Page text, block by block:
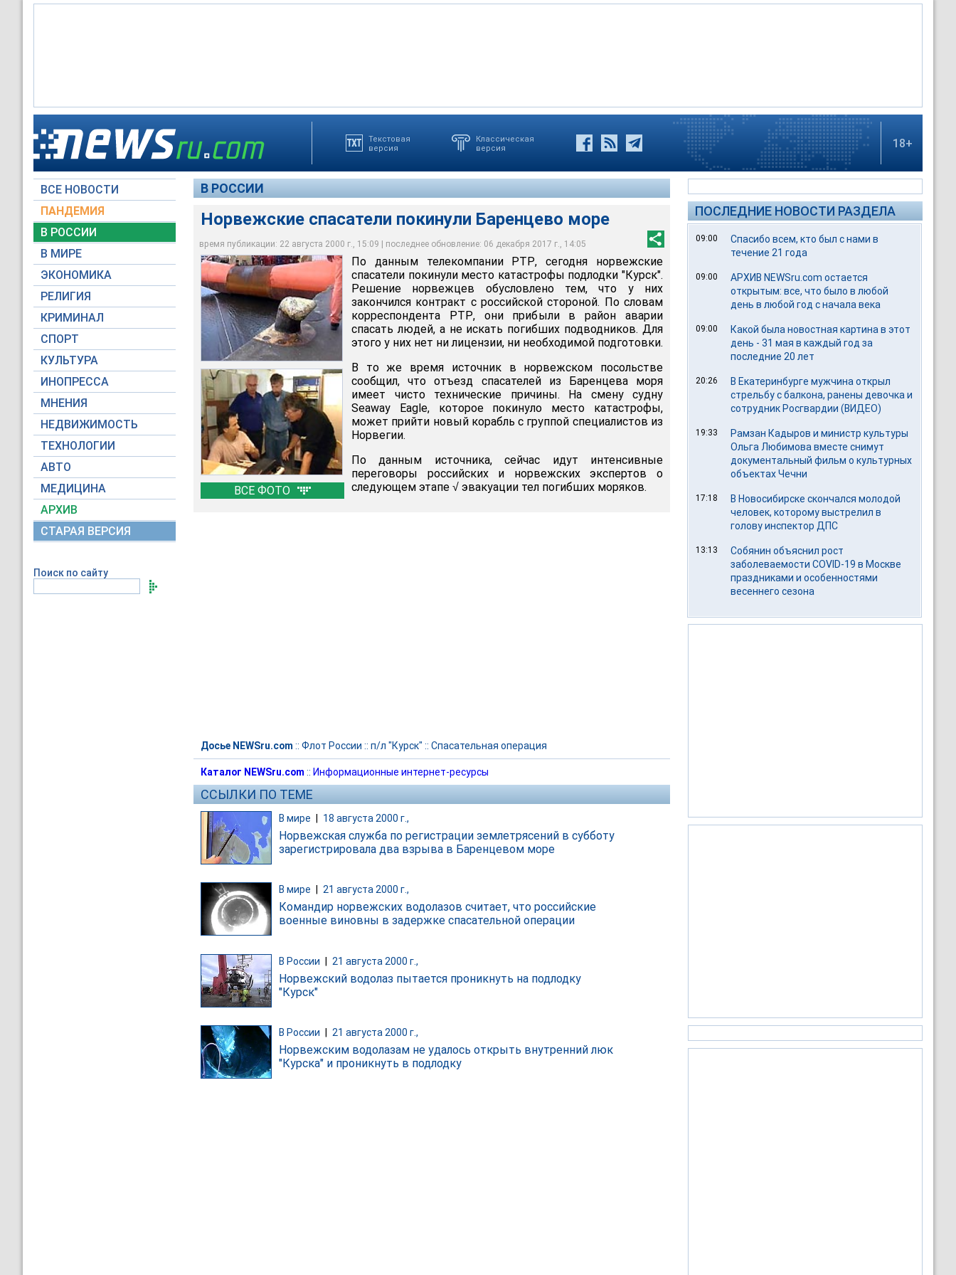
Текстовая
версия
Классическая
версия
18+
ВСЕ НОВОСТИ
ПАНДЕМИЯ
В РОССИИ
В МИРЕ
ЭКОНОМИКА
РЕЛИГИЯ
КРИМИНАЛ
СПОРТ
КУЛЬТУРА
ИНОПРЕССА
МНЕНИЯ
НЕДВИЖИМОСТЬ
ТЕХНОЛОГИИ
АВТО
МЕДИЦИНА
АРХИВ
СТАРАЯ ВЕРСИЯ
Поиск по сайту
В РОССИИ
Норвежские спасатели покинули Баренцево море
время публикации: 22 августа 2000 г., 15:09 | последнее обновление: 06 декабря 2017 г., 14:05
ВСЕ ФОТО
Архив НТВ
Архив НТВ
Архив НТВ
По данным телекомпании РТР, сегодня норвежские
спасатели покинули место катастрофы подлодки "Курск".
Решение норвежцев обусловлено тем, что у них
закончился контракт с российской стороной. По словам
корреспондента РТР, они прибыли в район аварии
спасать людей, а не искать погибших подводников. Для
этого у них нет ни лицензии, ни необходимой подготовки.
В то же время источник в норвежском посольстве
сообщил, что отъезд спасателей из Баренцева моря
имеет чисто технические причины. На смену судну
Seaway Eagle, которое покинуло место катастрофы,
может прийти новый корабль с группой специалистов из
Норвегии.
По данным источника, сейчас идут интенсивные
переговоры российских и норвежских экспертов о
следующем этапе √ эвакуации тел погибших моряков.
Досье NEWSru.com :: Флот России :: п/л "Курск" :: Спасательная операция
Каталог NEWSru.com :: Информационные интернет-ресурсы
ССЫЛКИ ПО ТЕМЕ
В мире 18 августа 2000 г.,
Норвежская служба по регистрации землетрясений в субботу
зарегистрировала два взрыва в Баренцевом море
В мире 21 августа 2000 г.,
Командир норвежских водолазов считает, что российские
военные виновны в задержке спасательной операции
В России | 21 августа 2000 г.,
Норвежский водолаз пытается проникнуть на подлодку
"Курск"
В России 21 августа 2000 г.,
Норвежским водолазам не удалось открыть внутренний люк
"Курска" и проникнуть в подлодку
ПОСЛЕДНИЕ НОВОСТИ РАЗДЕЛА
09:00
Спасибо всем, кто был с нами в
течение 21 года
09:00
АРХИВ NEWSru.com остается
открытым: все, что было в любой
день в любой год с начала века
09:00
Какой была новостная картина в этот
день - 31 мая в каждый год за
последние 20 лет
20:26
В Екатеринбурге мужчина открыл
стрельбу с балкона, ранены девочка и
сотрудник Росгвардии (ВИДЕО)
19:33
Рамзан Кадыров и министр культуры
Ольга Любимова вместе снимут
документальный фильм о культурных
объектах Чечни
17:18
В Новосибирске скончался молодой
человек, которому выстрелил в
голову инспектор ДПС
13:13
Собянин объяснил рост
заболеваемости COVID-19 в Москве
праздниками и особенностями
весеннего сезона